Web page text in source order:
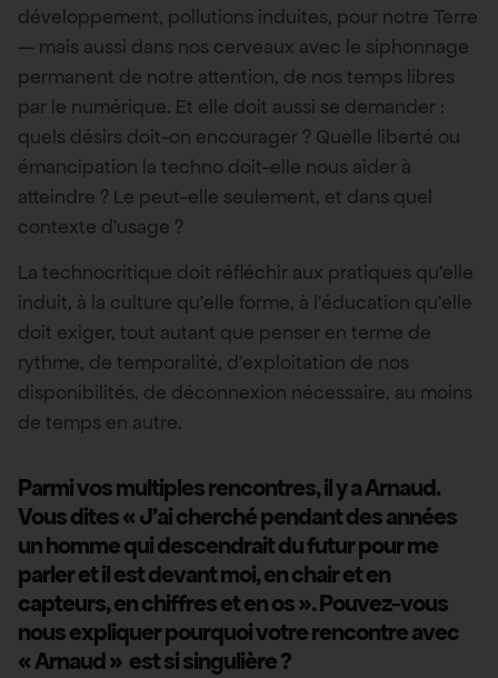
développement, pollutions induites, pour notre Terre
— mais aussi dans nos cerveaux avec le siphonnage
permanent de notre attention, de nos temps libres
par le numérique. Et elle doit aussi se demander :
quels désirs doit-on encourager ? Quelle liberté ou
émancipation la techno doit-elle nous aider à
atteindre ? Le peut-elle seulement, et dans quel
contexte d’usage ?
La technocritique doit réfléchir aux pratiques qu’elle
induit, à la culture qu’elle forme, à l’éducation qu’elle
doit exiger, tout autant que penser en terme de
rythme, de temporalité, d’exploitation de nos
disponibilités, de déconnexion nécessaire, au moins
de temps en autre.
Parmi vos multiples rencontres, il y a Arnaud.
Vous dites « J’ai cherché pendant des années
un homme qui descendrait du futur pour me
parler et il est devant moi, en chair et en
capteurs, en chiffres et en os ». Pouvez-vous
nous expliquer pourquoi votre rencontre avec
« Arnaud » est si singulière ?